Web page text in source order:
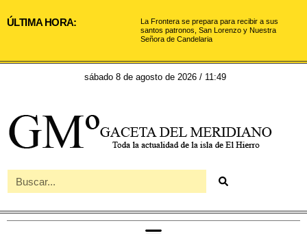
ÚLTIMA HORA:
La Frontera se prepara para recibir a sus
santos patronos, San Lorenzo y Nuestra
Señora de Candelaria
sábado 8 de agosto de 2026 / 11:49